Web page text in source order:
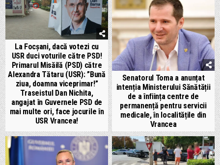
La Focșani, dacă votezi cu
USR duci voturile către PSD!
Primarul Misăilă (PSD) către
Alexandra Tătaru (USR): ”Bună
ziua, doamna viceprimar!”
Traseistul Dan Nichita,
angajat în Guvernele PSD de
mai multe ori, face jocurile în
USR Vrancea!
Senatorul Toma a anunțat
intenția Ministerului Sănătății
de a înființa centre de
permanență pentru servicii
medicale, în localitățile din
Vrancea